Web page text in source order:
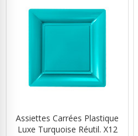
Assiettes Carrées Plastique
Luxe Turquoise Réutil. X12